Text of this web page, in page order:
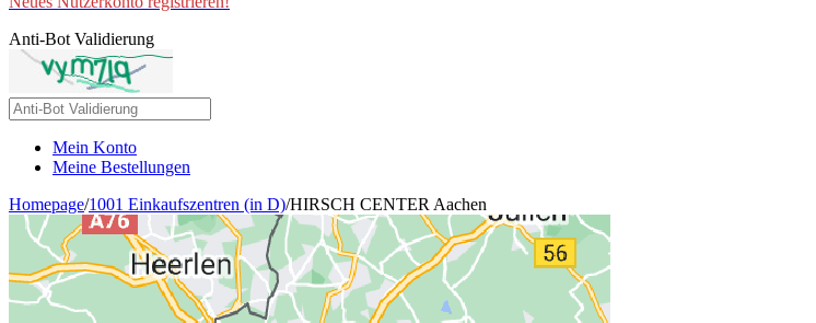
Anti-Bot Validierung
Mein Konto
Meine Bestellungen
Homepage/1001 Einkaufszentren (in D)/HIRSCH CENTER Aachen